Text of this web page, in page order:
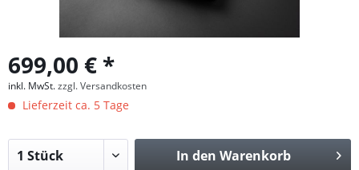
699,00 € *
inkl. MwSt.zzgl. Versandkosten
Lieferzeit ca. 5 Tage
In den Warenkorb